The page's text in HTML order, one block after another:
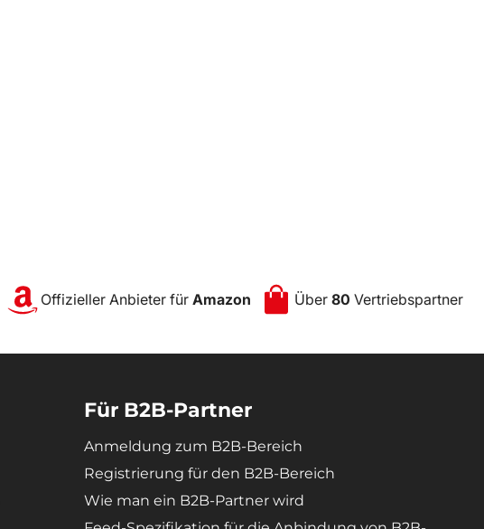
Offizieller Anbieter für Amazon Über 80 Vertriebspartner
Für B2B-Partner
Anmeldung zum B2B-Bereich
Registrierung für den B2B-Bereich
Wie man ein B2B-Partner wird